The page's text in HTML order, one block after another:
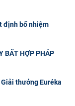
định bổ nhiệm
BẤT HỢP PHÁP
thưởng Euréka